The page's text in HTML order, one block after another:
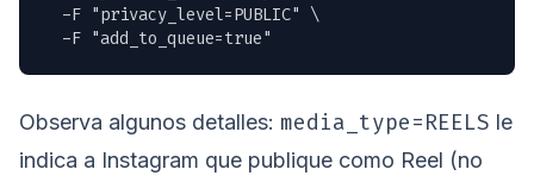
  -F "privacy_level=PUBLIC" \
  -F "add_to_queue=true"
Observa algunos detalles: media_type=REELS le
indica a Instagram que publique como Reel (no